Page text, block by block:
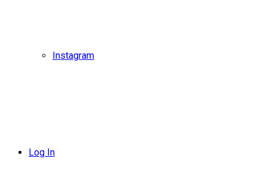
Instagram
Log In